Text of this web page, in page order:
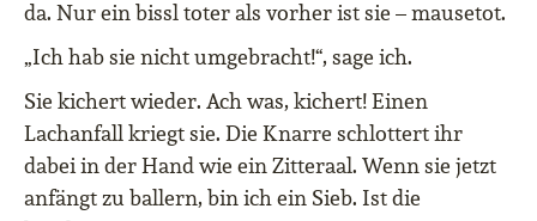
da. Nur ein bissl toter als vorher ist sie – mausetot.
„Ich hab sie nicht umgebracht!“, sage ich.
Sie kichert wieder. Ach was, kichert! Einen
Lachanfall kriegt sie. Die Knarre schlottert ihr
dabei in der Hand wie ein Zitteraal. Wenn sie jetzt
anfängt zu ballern, bin ich ein Sieb. Ist die